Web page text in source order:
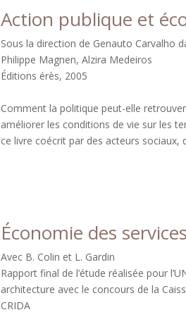
Action publique et
Sous la direction de Genauto Carvalho
Philippe Magnen, Alzira Medeiros
Éditions érès, 2005
Comment la politique peut-elle
améliorer les conditions de vie sur les
ce livre coécrit par des acteurs sociaux,
Économie des
Avec B. Colin et L. Gardin
Rapport final de l’étude réalisée pour
architecture avec le concours de la
CRIDA